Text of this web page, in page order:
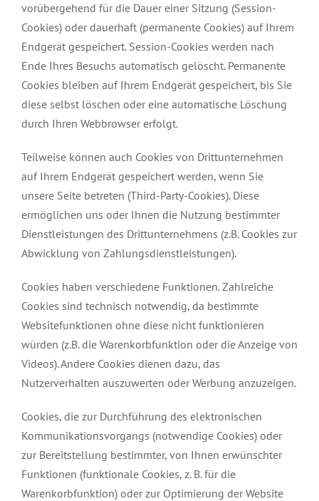
vorübergehend für die Dauer einer Sitzung (Session-
Cookies) oder dauerhaft (permanente Cookies) auf Ihrem
Endgerät gespeichert. Session-Cookies werden nach
Ende Ihres Besuchs automatisch gelöscht. Permanente
Cookies bleiben auf Ihrem Endgerät gespeichert, bis Sie
diese selbst löschen oder eine automatische Löschung
durch Ihren Webbrowser erfolgt.
Teilweise können auch Cookies von Drittunternehmen
auf Ihrem Endgerät gespeichert werden, wenn Sie
unsere Seite betreten (Third-Party-Cookies). Diese
ermöglichen uns oder Ihnen die Nutzung bestimmter
Dienstleistungen des Drittunternehmens (z.B. Cookies zur
Abwicklung von Zahlungsdienstleistungen).
Cookies haben verschiedene Funktionen. Zahlreiche
Cookies sind technisch notwendig, da bestimmte
Websitefunktionen ohne diese nicht funktionieren
würden (z.B. die Warenkorbfunktion oder die Anzeige von
Videos). Andere Cookies dienen dazu, das
Nutzerverhalten auszuwerten oder Werbung anzuzeigen.
Cookies, die zur Durchführung des elektronischen
Kommunikationsvorgangs (notwendige Cookies) oder
zur Bereitstellung bestimmter, von Ihnen erwünschter
Funktionen (funktionale Cookies, z. B. für die
Warenkorbfunktion) oder zur Optimierung der Website